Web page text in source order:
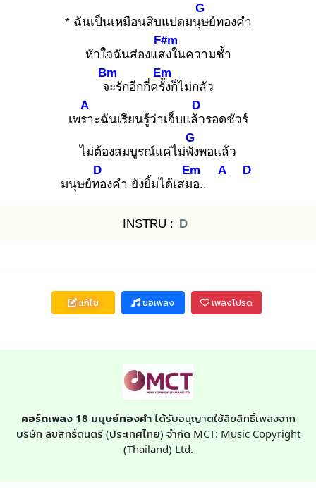
* ฉันเป็นเหมือนสิบแปดมนุษ
G
ย์ทองคำ
หัวใจฉันส่องแสง
F#m
ในความช้ำ
จะ
Bm
รักอีกกี่ครั้ง
Em
ก็ไม่กลัว
เพรา
A
ะฉันเรียนรู้ว่าเจ็บแล้ว
D
รอดชัวร์
ไม่ต้องสมบูรณ์แค่ไม่พัง
G
พอแล้ว
มนุษย์ทอ
D
งคำ ยังยิ้มได้เสมอ
Em
..
A D
INSTRU : D
แก้ไข ขอเพลง เพลงโปรด
คอร์ดเพลง 18 มนุษย์ทองคำได้รับอนุญาตใช้ลิขสิทธิ์เพลงจาก
บริษัท ลิขสิทธิ์ดนตรี (ประเทศไทย) จำกัด MCT: Music Copyright
(Thailand) Ltd.